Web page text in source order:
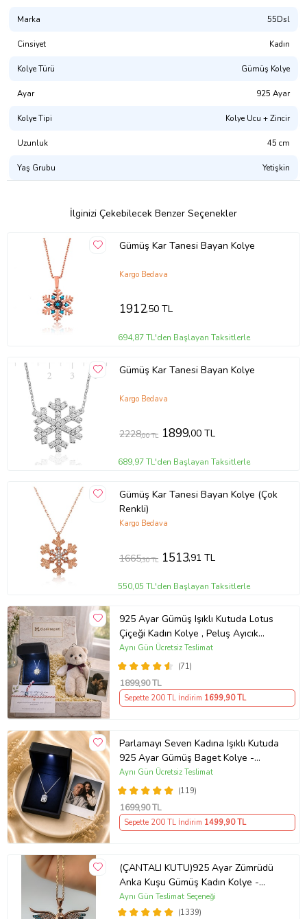
Ort. Ağırlık: 1.86 gr.
Marka 55Dsl
Cinsiyet Kadın
Kolye Türü Gümüş Kolye
Ayar 925 Ayar
Kolye Tipi Kolye Ucu + Zincir
Uzunluk 45 cm
Yaş Grubu Yetişkin
İlginizi Çekebilecek Benzer Seçenekler
Gümüş Kar Tanesi Bayan Kolye
Kargo Bedava
1912,50 TL
694,87 TL'den Başlayan Taksitlerle
Gümüş Kar Tanesi Bayan Kolye
Kargo Bedava
2228,00 TL 1899,00 TL
689,97 TL'den Başlayan Taksitlerle
Gümüş Kar Tanesi Bayan Kolye (Çok
Renkli)
Kargo Bedava
1665,30 TL 1513,91 TL
550,05 TL'den Başlayan Taksitlerle
925 Ayar Gümüş Işıklı Kutuda Lotus
Çiçeği Kadın Kolye , Peluş Ayıcık
Anahtarlık Marteniçka Bileklik,
Polaroid Fotoğraf Hediye
(71)
Aynı Gün Ücretsiz Teslimat
1899,90 TL
Sepette 200 TL İndirim 1699,90 TL
Parlamayı Seven Kadına Işıklı Kutuda
925 Ayar Gümüş Baget Kolye -
Kişiye Özel Fotoğraf Hediye
(119)
Aynı Gün Ücretsiz Teslimat
1699,90 TL
Sepette 200 TL İndirim 1499,90 TL
(ÇANTALI KUTU)925 Ayar Zümrüdü
Anka Kuşu Gümüş Kadın Kolye -
MAVİ
(1339)
Aynı Gün Teslimat Seçeneği